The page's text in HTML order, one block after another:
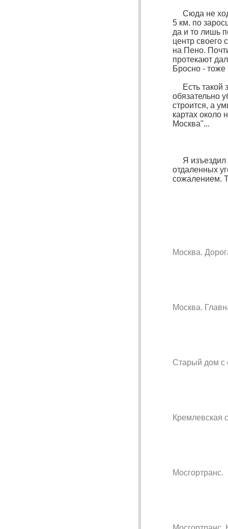
Сюда не
5 км. по
да и то лишь
центр своего
на Пено.
протекают
Бросно - тоже
Есть такой
обязательно
строится, а
картах около
Москва"...
Я изъездил
отдаленных
сожалением.
Москва.
Москва.
Старый дом с
Кремлевская
Мосгортранс.